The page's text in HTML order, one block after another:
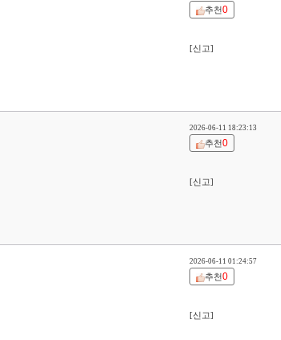
추천0
[신고]
2026-06-11 18:23:13
추천0
[신고]
2026-06-11 01:24:57
추천0
[신고]